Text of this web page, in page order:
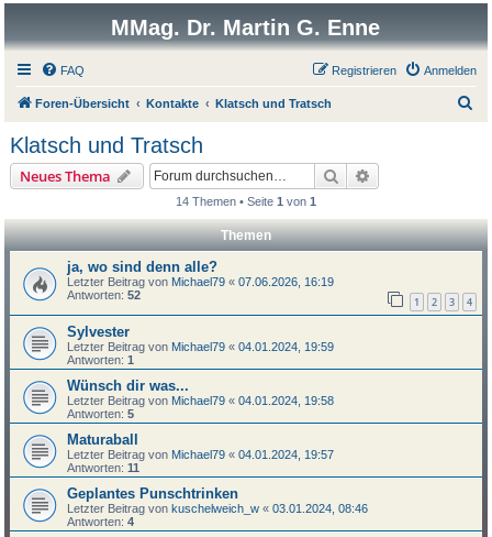
MMag. Dr. Martin G. Enne
FAQ Anmelden
Registrieren
Foren-Übersicht Kontakte Klatsch und Tratsch
Klatsch und Tratsch
Neues Thema Suche
14 Themen • Seite 1 von 1
Themen
ja, wo sind denn alle?
Letzter Beitrag von Michael79 «07.06.2026, 16:19
Antworten:52 1 2 3 4
Sylvester
Letzter Beitrag von Michael79 «04.01.2024, 19:59
Antworten:1
Wünsch dir was...
Letzter Beitrag von Michael79 «04.01.2024, 19:58
Antworten:5
Maturaball
Letzter Beitrag von Michael79 «04.01.2024, 19:57
Antworten:11
Geplantes Punschtrinken
Letzter Beitrag vonkuschelweich_w «03.01.2024, 08:46
Antworten:4